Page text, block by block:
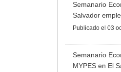
Semanario
Salvador
Publicado el 03
Semanario
MYPES en El